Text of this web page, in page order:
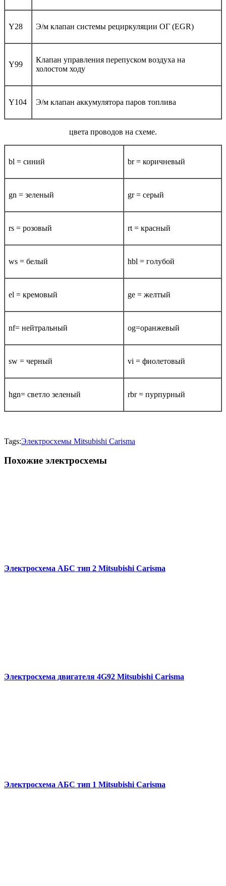
Y28 Э/м клапан системы рециркуляции ОГ (EGR)
Y99
Клапан управления перепуском воздуха на
холостом ходу
Y104 Э/м клапан аккумулятора паров топлива
цвета проводов на схеме.
bl = синий br = коричневый
gn = зеленый gr = серый
rs = розовый rt = красный
ws = белый hbl = голубой
el = кремовый ge = желтый
nf= нейтральный og=оранжевый
sw = черный vi = фиолетовый
hgn= светло зеленый rbr = пурпурный
Tags:Электросхемы Mitsubishi Carisma
Похожие электросхемы
Электросхема АБС тип 2 Mitsubishi Carisma
Электросхема двигателя 4G92 Mitsubishi Carisma
Электросхема АБС тип 1 Mitsubishi Carisma